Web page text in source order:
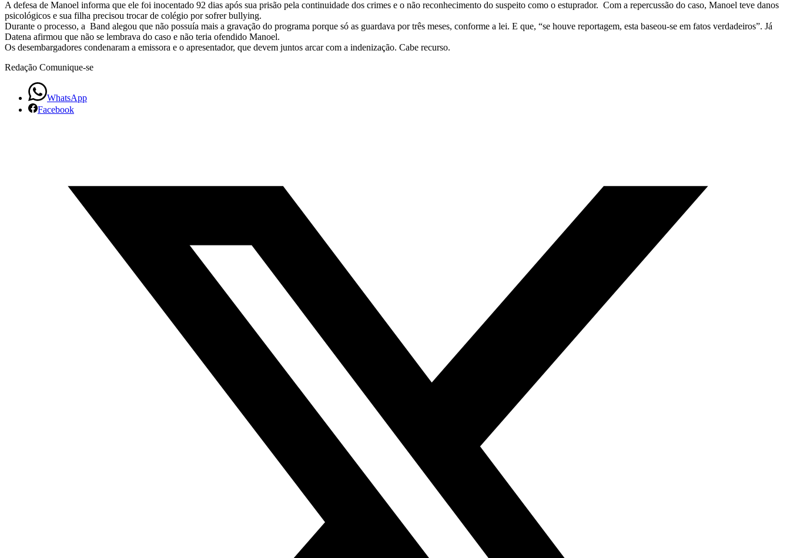
R$
100
mil
homem
A defesa de Manoel informa que ele foi inocentado 92 dias após sua prisão pela continuidade dos crimes e o não reconhecimento do suspeito como o estuprador. Com a repercussão do caso, Manoel teve danos
psicológicos e sua filha precisou trocar de colégio por sofrer bullying.
Durante o processo, a Band alegou que não possuía mais a gravação do programa porque só as guardava por três meses, conforme a lei. E que, “se houve reportagem, esta baseou-se em fatos verdadeiros”. Já
Datena afirmou que não se lembrava do caso e não teria ofendido Manoel.
Os desembargadores condenaram a emissora e o apresentador, que devem juntos arcar com a indenização. Cabe recurso.
Redação Comunique-se
WhatsApp
Facebook